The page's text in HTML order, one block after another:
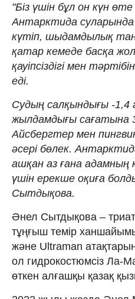
"Біз үшін бұл он күн
Антарктида
күтіп, шыдамдылық
қатар кемеде басқа
қауіпсіздігі мен
еді.
Судың салқындығы -1,4
жылдамдығы сағатына
Айсбергтер мен
әсері бөлек.
ашқан аз ғана адамның
үшін ерекше оқиға
Сытдықова.
Әнел Сытдықова –
тұңғыш темір
және Ultraman
ол гидрокостюмсіз Ла-
өткен алғашқы қазақ